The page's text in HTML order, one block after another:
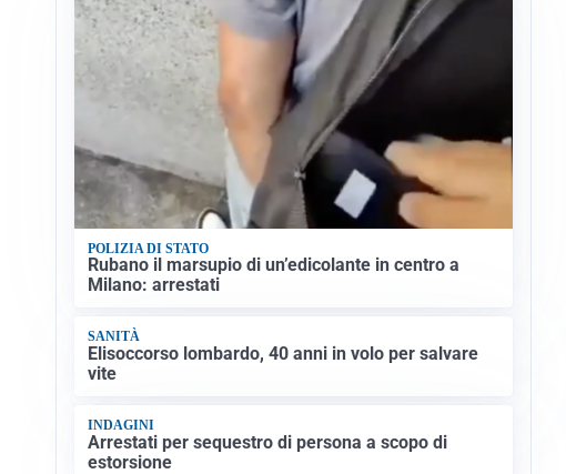
POLIZIA DI STATO
Rubano il marsupio di un’edicolante in centro a
Milano: arrestati
SANITÀ
Elisoccorso lombardo, 40 anni in volo per salvare
vite
INDAGINI
Arrestati per sequestro di persona a scopo di
estorsione